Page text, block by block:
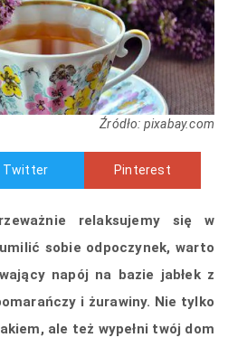
Źródło: pixabay.com
Twitter Pinterest
relaksujemy się w
sobie odpoczynek, warto
napój na bazie jabłek z
i żurawiny. Nie tylko
ale też wypełni twój dom